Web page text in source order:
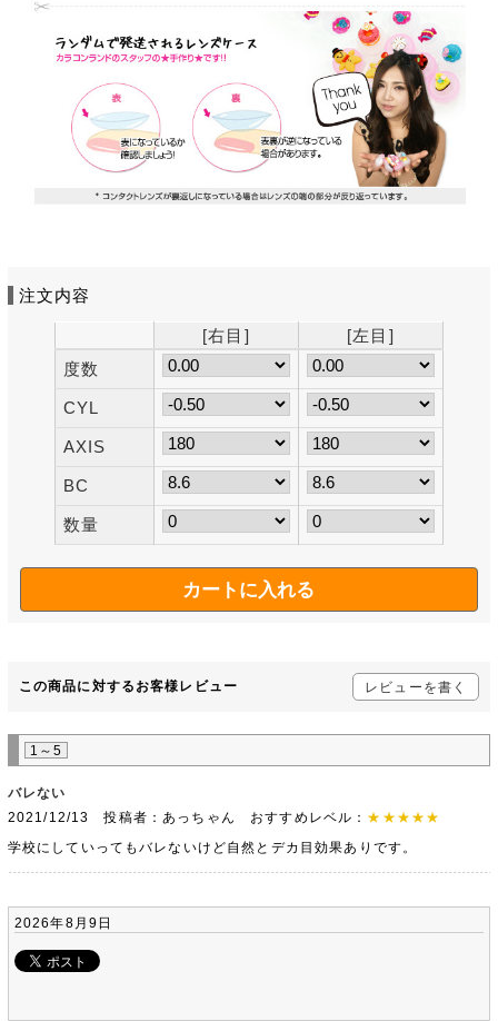
注文内容
[右目]
[左目]
度数
CYL
AXIS
BC
数量
この商品に対するお客様レビュー レビューを書く
1～5
バレない
2021/12/13 投稿者：あっちゃん おすすめレベル： ★★★★★
学校にしていってもバレないけど自然とデカ目効果ありです。
2026年8月9日